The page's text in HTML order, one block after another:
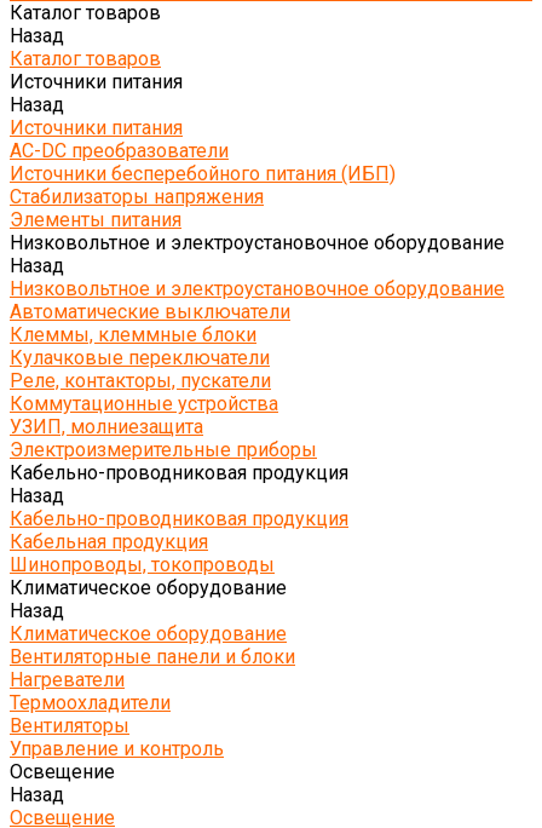
Каталог товаров
Назад
Каталог товаров
Источники питания
Назад
Источники питания
AC-DC преобразователи
Источники бесперебойного питания (ИБП)
Стабилизаторы напряжения
Элементы питания
Низковольтное и электроустановочное оборудование
Назад
Низковольтное и электроустановочное оборудование
Автоматические выключатели
Клеммы, клеммные блоки
Кулачковые переключатели
Реле, контакторы, пускатели
Коммутационные устройства
УЗИП, молниезащита
Электроизмерительные приборы
Кабельно-проводниковая продукция
Назад
Кабельно-проводниковая продукция
Кабельная продукция
Шинопроводы, токопроводы
Климатическое оборудование
Назад
Климатическое оборудование
Вентиляторные панели и блоки
Нагреватели
Термоохладители
Вентиляторы
Управление и контроль
Освещение
Назад
Освещение